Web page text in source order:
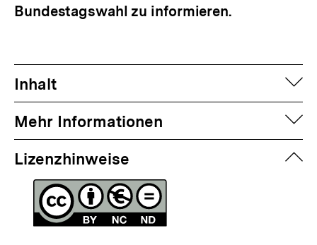
Bundestagswahl zu informieren.
Inhalt
Mehr Informationen
Lizenzhinweise